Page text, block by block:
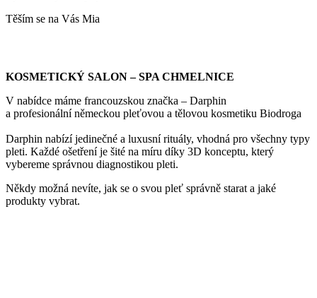
Těším se na Vás Mia
KOSMETICKÝ SALON – SPA CHMELNICE
V nabídce máme francouzskou značka – Darphin
a profesionální německou pleťovou a tělovou kosmetiku Biodroga
Darphin nabízí jedinečné a luxusní rituály, vhodná pro všechny typy
pleti. Každé ošetření je šité na míru díky 3D konceptu, který
vybereme správnou diagnostikou pleti.
Někdy možná nevíte, jak se o svou pleť správně starat a jaké
produkty vybrat.